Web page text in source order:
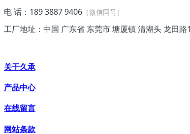
电 话：189 3887 9406 （微信同号）
工厂地址：中国 广东省 东莞市 塘厦镇 清湖头 龙田路
关于久承
产品中心
在线留言
网站条款